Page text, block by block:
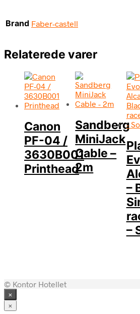
Brand Faber-castell
Relaterede varer
Canon
PF-04 /
3630B001
Printhead
Sandberg
MiniJack
Cable –
2m
–
–
© Kontor Hotellet
×
×